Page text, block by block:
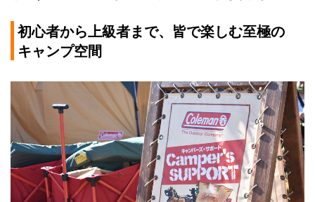
初心者から上級者まで、皆で楽しむ至極の
キャンプ空間